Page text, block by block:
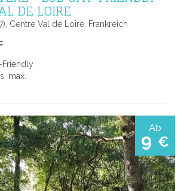
DE LOIRE
Centre Val de Loire, Frankreich
Friendly
max.
Ab
9 €